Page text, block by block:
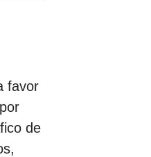
favor
de